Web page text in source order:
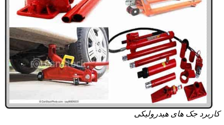
کاربرد جک های هیدرولیکی